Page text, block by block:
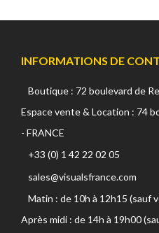
INFORMATIONS DE
Boutique : 72 boulevard de
Espace vente & Location : 74
- FRANCE
+33 (0) 1 42 22 02 05
sales@visualsfrance.com
Matin : de 10h à 12h15 (sauf
Après midi : de 14h à 19h00